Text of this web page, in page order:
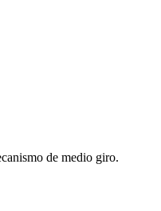
de medio giro.